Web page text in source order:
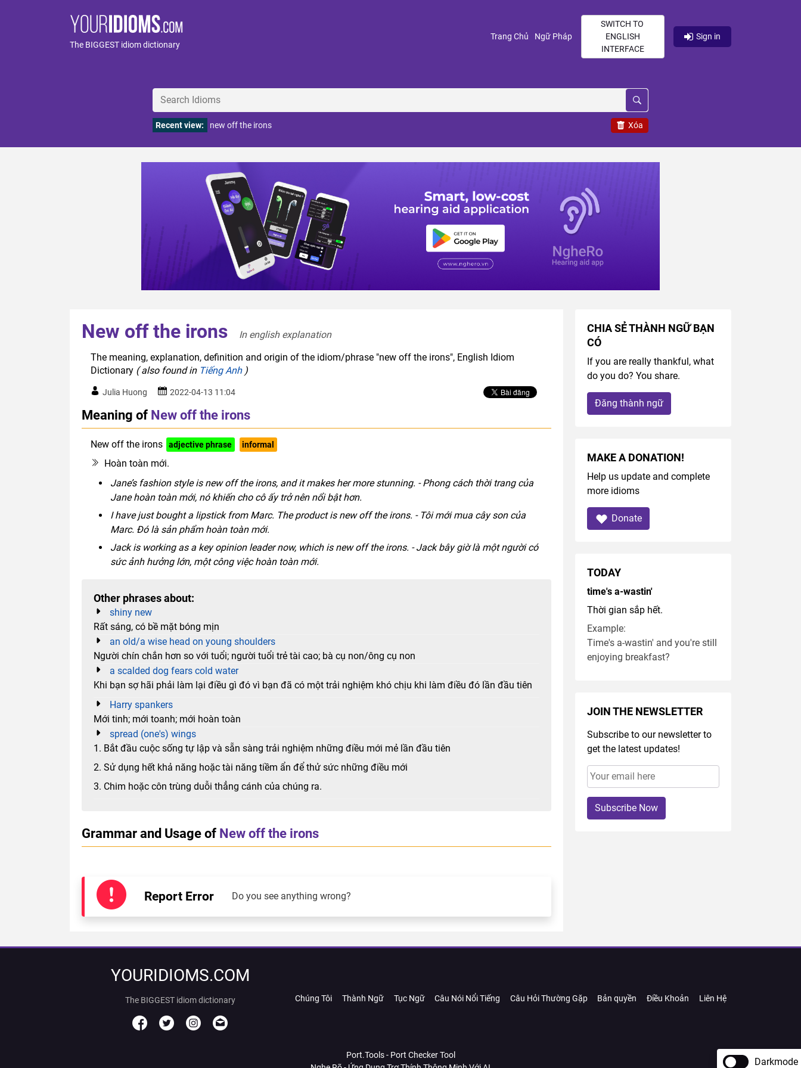
The BIGGEST idiom dictionary
Trang Chủ (current)
Ngữ Pháp(current)
SWITCH TO
ENGLISH
INTERFACE
Sign in
Xóa
Recent view: new off the irons
New off the irons
In english explanation
The meaning, explanation, definition and origin of the idiom/phrase "new off the irons", English Idiom
Dictionary ( also found in Tiếng Anh)
Julia Huong 2022-04-13 11:04
Meaning of New off the irons
New off the irons adjective phrase informal
Hoàn toàn mới.
Jane’s fashion style is new off the irons, and it makes her more stunning. - Phong cách thời trang của
Jane hoàn toàn mới, nó khiến cho cô ấy trở nên nổi bật hơn.
I have just bought a lipstick from Marc. The product is new off the irons. - Tôi mới mua cây son của
Marc. Đó là sản phẩm hoàn toàn mới.
Jack is working as a key opinion leader now, which is new off the irons. - Jack bây giờ là một người có
sức ảnh hưởng lớn, một công việc hoàn toàn mới.
Other phrases about:
shiny new
Rất sáng, có bề mặt bóng mịn
an old/a wise head on young shoulders
Người chín chắn hơn so với tuổi; người tuổi trẻ tài cao; bà cụ non/ông cụ non
a scalded dog fears cold water
Khi bạn sợ hãi phải làm lại điều gì đó vì bạn đã có một trải nghiệm khó chịu khi làm điều đó lần đầu tiên
Harry spankers
Mới tinh; mới toanh; mới hoàn toàn
spread (one's) wings
1. Bắt đầu cuộc sống tự lập và sẵn sàng trải nghiệm những điều mới mẻ lần đầu tiên
2. Sử dụng hết khả năng hoặc tài năng tiềm ẩn để thử sức những điều mới
3. Chim hoặc côn trùng duỗi thẳng cánh của chúng ra.
Grammar and Usage of New off the irons
Report Error Do you see anything wrong?
CHIA SẺ THÀNH NGỮ BẠN
CÓ
If you are really thankful, what
do you do? You share.
Đăng thành ngữ
MAKE A DONATION!
Help us update and complete
more idioms
Donate
TODAY
time's a-wastin'
Thời gian sắp hết.
Example:
Time's a-wastin' and you're still
enjoying breakfast?
JOIN THE NEWSLETTER
Subscribe to our newsletter to
get the latest updates!
Subscribe Now
YOURIDIOMS.COM
The BIGGEST idiom dictionary Chúng Tôi Thành Ngữ Tục Ngữ Câu Nói Nổi Tiếng Câu Hỏi Thường Gặp Bản quyền Điều Khoản Liên Hệ
Port.Tools - Port Checker Tool
Darkmode